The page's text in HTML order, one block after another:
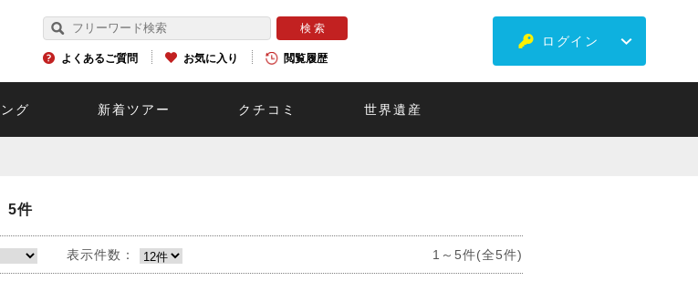
よくあるご質問 お気に入り 閲覧履歴
ログイン
グ 新着ツアー クチコミ 世界遺産
5件
表示件数： 1～5件(全5件)